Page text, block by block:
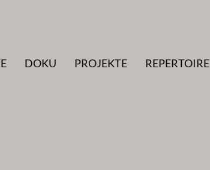
DOKU PROJEKTE REPERTOIRE